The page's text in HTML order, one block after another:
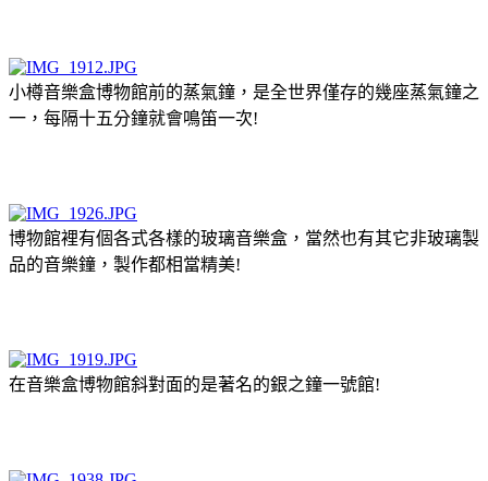
小樽音樂盒博物館前的蒸氣鐘，是全世界僅存的幾座蒸氣鐘之
一，每隔十五分鐘就會鳴笛一次!
博物館裡有個各式各樣的玻璃音樂盒，當然也有其它非玻璃製
品的音樂鐘，製作都相當精美!
在音樂盒博物館斜對面的是著名的銀之鐘一號館!